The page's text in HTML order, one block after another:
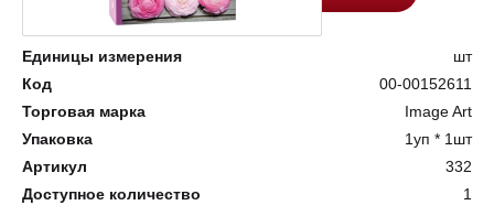
Единицы измерения
шт
Код
00-00152611
Торговая марка
Image Art
Упаковка
1уп * 1шт
Артикул
332
Доступное количество
1